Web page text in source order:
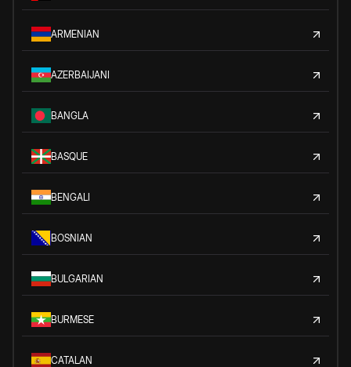
ARMENIAN
AZERBAIJANI
BANGLA
BASQUE
BENGALI
BOSNIAN
BULGARIAN
BURMESE
CATALAN